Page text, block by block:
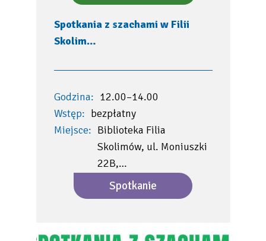
Spotkania z szachami w Filii
Skolim…
Godzina: 12.00–14.00
Wstęp: bezpłatny
Miejsce: Biblioteka Filia
Skolimów, ul. Moniuszki
22B,…
Spotkanie